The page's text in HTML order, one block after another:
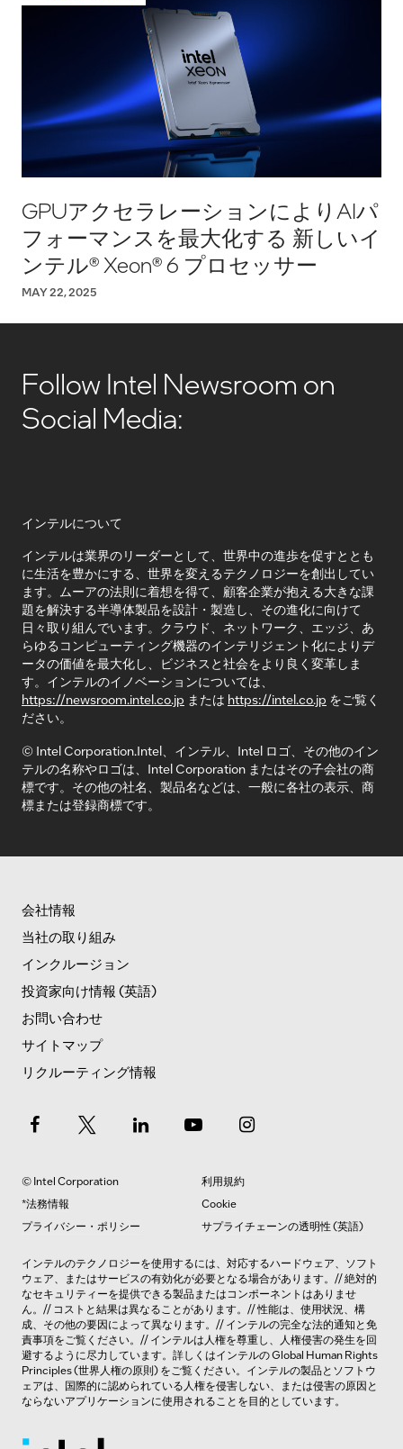
GPUアクセラレーションによりAIパ
フォーマンスを最大化する 新しいイ
ンテル® Xeon® 6 プロセッサー
MAY 22, 2025
Follow Intel Newsroom on
Social Media:
インテルについて
インテルは業界のリーダーとして、世界中の進歩を促すととも
に生活を豊かにする、世界を変えるテクノロジーを創出してい
ます。ムーアの法則に着想を得て、顧客企業が抱える大きな課
題を解決する半導体製品を設計・製造し、その進化に向けて
日々取り組んでいます。クラウド、ネットワーク、エッジ、あ
らゆるコンピューティング機器のインテリジェント化によりデ
ータの価値を最大化し、ビジネスと社会をより良く変革しま
す。インテルのイノベーションについては、
https://newsroom.intel.co.jp または https://intel.co.jp をご覧く
ださい。
© Intel Corporation.Intel、インテル、Intel ロゴ、その他のイン
テルの名称やロゴは、Intel Corporation またはその子会社の商
標です。その他の社名、製品名などは、一般に各社の表示、商
標または登録商標です。
会社情報
当社の取り組み
インクルージョン
投資家向け情報 (英語)
お問い合わせ
サイトマップ
リクルーティング情報
© Intel Corporation
利用規約
*法務情報
Cookie
プライバシー・ポリシー
サプライチェーンの透明性 (英語)
インテルのテクノロジーを使用するには、対応するハードウェア、ソフト
ウェア、またはサービスの有効化が必要となる場合があります。// 絶対的
なセキュリティーを提供できる製品またはコンポーネントはありませ
ん。// コストと結果は異なることがあります。// 性能は、使用状況、構
成、その他の要因によって異なります。// インテルの完全な法的通知と免
責事項をご覧ください。// インテルは人権を尊重し、人権侵害の発生を回
避するように尽力しています。詳しくはインテルのGlobal Human Rights
Principles(世界人権の原則) をご覧ください。インテルの製品とソフトウ
ェアは、国際的に認められている人権を侵害しない、または侵害の原因と
ならないアプリケーションに使用されることを目的としています。